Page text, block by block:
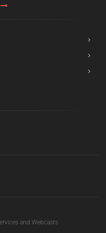
and Webcasts